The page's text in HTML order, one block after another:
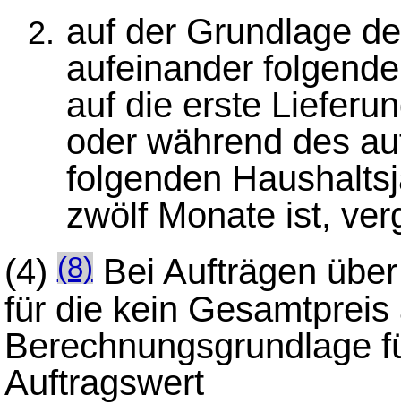
auf der Grundlage
aufeinander
auf die erste
oder während des
folgenden
zwölf Monate ist,
(4)(8) Bei Aufträgen
für die kein
Berechnungsgrundlage
Auftragswert